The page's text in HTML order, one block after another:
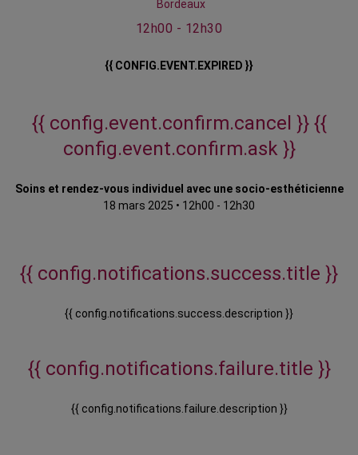
Bordeaux
12h00 - 12h30
{{ CONFIG.EVENT.EXPIRED }}
{{ config.event.confirm.cancel }} {{
config.event.confirm.ask }}
Soins et rendez-vous individuel avec une socio-esthéticienne
18 mars 2025 • 12h00 - 12h30
{{ config.notifications.success.title }}
{{ config.notifications.success.description }}
{{ config.notifications.failure.title }}
{{ config.notifications.failure.description }}